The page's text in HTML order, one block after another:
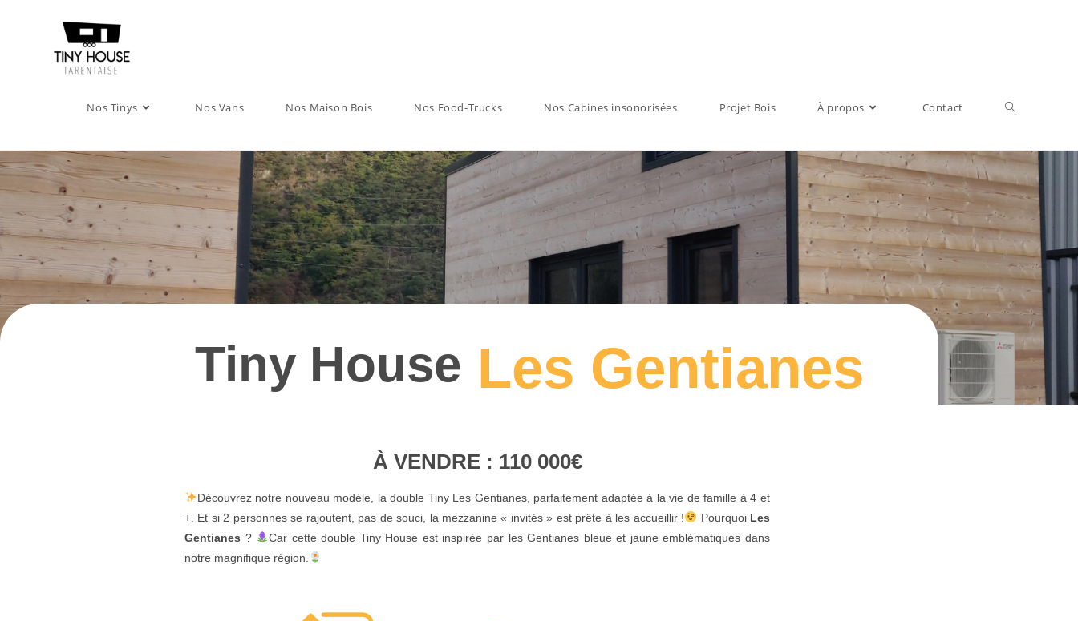
Nos Tinys Nos Vans Nos Maison Bois Nos Food-Trucks Nos Cabines insonorisées Projet Bois À propos Contact
Tiny House Les Gentianes
À VENDRE : 110 000€
Découvrez notre nouveau modèle, la double Tiny Les Gentianes, parfaitement adaptée à la vie de famille à 4 et
+. Et si 2 personnes se rajoutent, pas de souci, la mezzanine « invités » est prête à les accueillir !
Pourquoi Les
Gentianes ?
Car cette double Tiny House est inspirée par les Gentianes bleue et jaune emblématiques dans
notre magnifique région.